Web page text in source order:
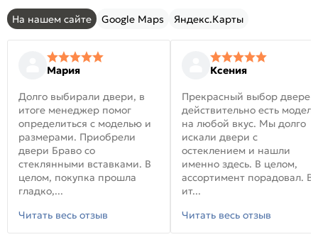
На нашем сайте Google Maps Яндекс.Карты
Мария
Долго выбирали двери, в
итоге менеджер помог
определиться с моделью и
размерами. Приобрели
двери Браво со
стеклянными вставками. В
целом, покупка прошла
гладко,...
Читать весь отзыв
Ксения
Прекрасный выбор
действительно есть модели
на любой вкус. Мы долго
искали двери с
остеклением и нашли
именно здесь. В целом,
ассортимент порадовал. В
ит...
Читать весь отзыв